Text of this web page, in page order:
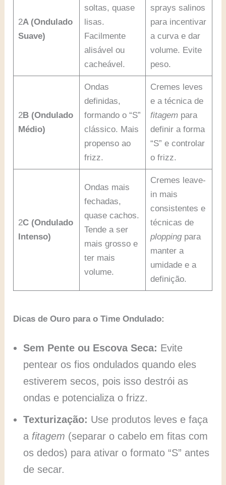
2A (Ondulado
Suave)
soltas, quase
lisas.
Facilmente
alisável ou
cacheável.
sprays salinos
para incentivar
a curva e dar
volume. Evite
peso.
2B (Ondulado
Médio)
Ondas
definidas,
formando o “S”
clássico. Mais
propenso ao
frizz.
Cremes leves
e a técnica de
fitagempara
definir a forma
“S” e controlar
o frizz.
2C (Ondulado
Intenso)
Ondas mais
fechadas,
quase cachos.
Tende a ser
mais grosso e
ter mais
volume.
Cremes leave-
in mais
consistentes e
técnicas de
ploppingpara
manter a
umidade e a
definição.
Dicas de Ouro para o Time Ondulado:
Sem Pente ou Escova Seca: Evite
pentear os fios ondulados quando eles
estiverem secos, pois isso destrói as
ondas e potencializa o frizz.
Texturização: Use produtos leves e faça
a fitagem (separar o cabelo em fitas com
os dedos) para ativar o formato “S” antes
de secar.